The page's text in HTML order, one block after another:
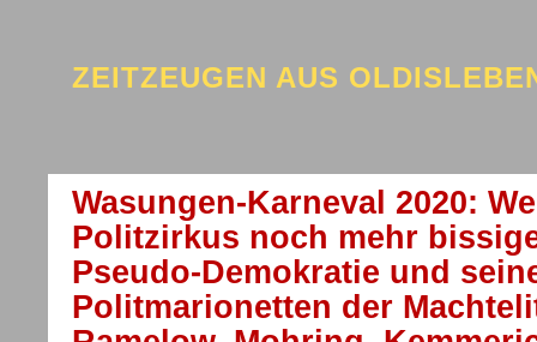
ZEITZEUGEN AUS
Wasungen-Karneval 2020:
Politzirkus noch mehr
Pseudo-Demokratie und
Politmarionetten der